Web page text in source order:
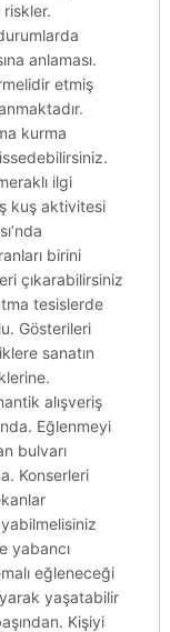
anlaması.
etmiş
kurma
ilgi
kuş aktivitesi
birini
çıkarabilirsiniz
tesislerde
Gösterileri
sanatın
alışveriş
Eğlenmeyi
bulvarı
Konserleri
yabancı
eğleneceği
yaşatabilir
Kişiyi